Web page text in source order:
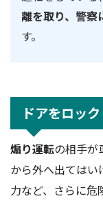
離を取り、警察
す。
ドアをロッ
煽り運転の相手が
から外へ出ては
力など、さらに危